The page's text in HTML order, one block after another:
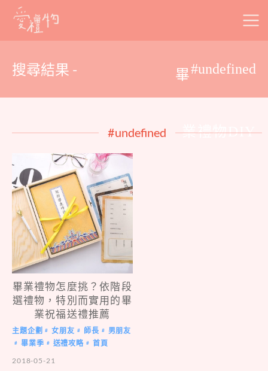
Skip
搜尋結果 - #undefined
畢
業禮物DIY
#undefined
畢業禮物怎麼挑？依階段
選禮物，特別而實用的畢
業祝福送禮推薦
主題企劃 # 女朋友 # 師長 # 男朋友
# 畢業季 # 送禮攻略 #
首頁
2018-05-21